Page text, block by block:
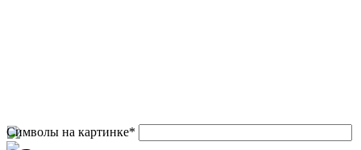
Символы на картинке*